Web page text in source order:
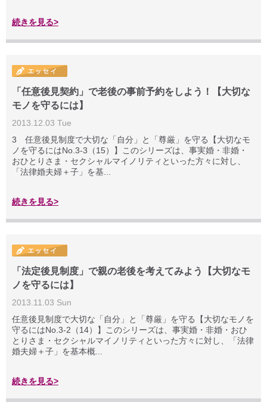
続きを見る>
「任意後見契約」で老後の事前予約をしよう！【大切な
モノを守るには】
2013.12.03 Tue
3 任意後見制度で大切な「自分」と「尊厳」を守る【大切なモ
ノを守るにはNo.3-3（15）】このシリーズは、事実婚・非婚・
おひとりさま・セクシャルマイノリティといった方々に対し、
「法律婚夫婦＋子」を基...
続きを見る>
「法定後見制度」で親の老後を考えてみよう【大切なモ
ノを守るには】
2013.11.03 Sun
任意後見制度で大切な「自分」と「尊厳」を守る【大切なモノを
守るにはNo.3-2（14）】このシリーズは、事実婚・非婚・おひ
とりさま・セクシャルマイノリティといった方々に対し、「法律
婚夫婦＋子」を基本概...
続きを見る>